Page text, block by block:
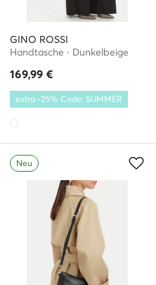
GINO ROSSI
Handtasche · Dunkelbeige
169,99 €
extra -25% Code: SUMMER
Neu